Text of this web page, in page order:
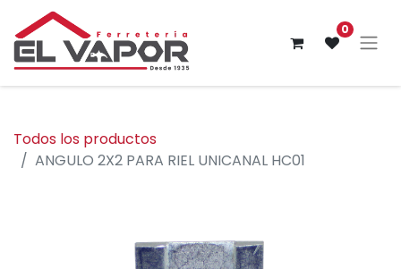
0
Todos los productos
ANGULO 2X2 PARA RIEL UNICANAL HC01